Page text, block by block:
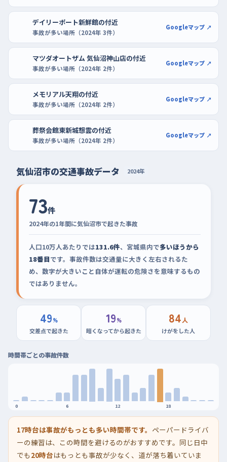
デイリーポート新鮮館の付近
事故が多い場所（2024年 3件）
Googleマップ ↗
マツダオートザム 気仙沼神山店の付近
事故が多い場所（2024年 2件）
Googleマップ ↗
メモリアル天翔の付近
事故が多い場所（2024年 2件）
Googleマップ ↗
葬祭会館東新城想雲の付近
事故が多い場所（2024年 2件）
Googleマップ ↗
気仙沼市の交通事故データ 2024年
73件
2024年の1年間に気仙沼市で起きた事故
人口10万人あたりでは131.6件、宮城県内で多いほうから
18番目です。事故件数は交通量に大きく左右されるた
め、数字が大きいこと自体が運転の危険さを意味するもの
ではありません。
49%
交差点で起きた
19%
暗くなってから起きた
84人
けがをした人
時間帯ごとの事故件数
0 6 12 18
17時台は事故がもっとも多い時間帯です。 ペーパードライバ
ーの練習は、この時間を避けるのがおすすめです。同じ日中
でも 20時台はもっとも事故が少なく、道が落ち着いていま